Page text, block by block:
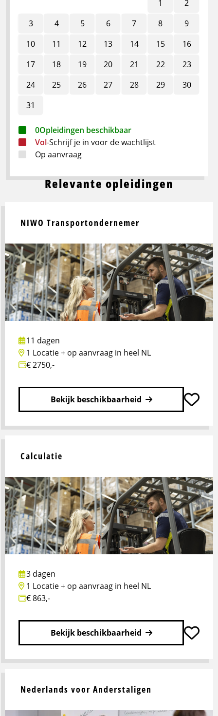
1
2
3
4 5 6 7 8
9
10
11 12 13 14 15
16
17
18 19 20 21 22
23
24
25 26 27 28 29
30
31
0Opleidingen beschikbaar
Vol-Schrijf je in voor de wachtlijst
Op aanvraag
Relevante opleidingen
11 dagen
1 Locatie + op aanvraag in heel NL
€ 2750,-
Bekijk beschikbaarheid
NIWO Transportondernemer
over
Transportondernemer
3 dagen
1 Locatie + op aanvraag in heel NL
€ 863,-
Bekijk beschikbaarheid
Calculatie
Nederlands voor Anderstaligen